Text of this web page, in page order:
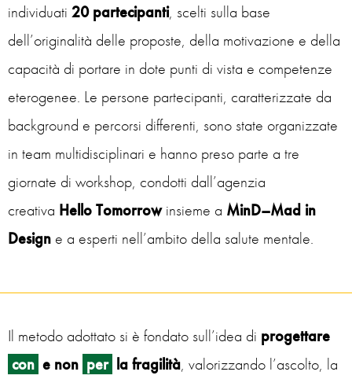
individuati 20 partecipanti, scelti sulla base
dell’originalità delle proposte, della motivazione e della
capacità di portare in dote punti di vista e competenze
eterogenee. Le persone partecipanti, caratterizzate da
background e percorsi differenti, sono state organizzate
in team multidisciplinari e hanno preso parte a tre
giornate di workshop, condotti dall’agenzia
creativa Hello Tomorrowinsieme a MinD–Mad in
Design e a esperti nell’ambito della salute mentale.
Il metodo adottato si è fondato sull’idea di progettare
con e non per la fragilità, valorizzando l’ascolto, la